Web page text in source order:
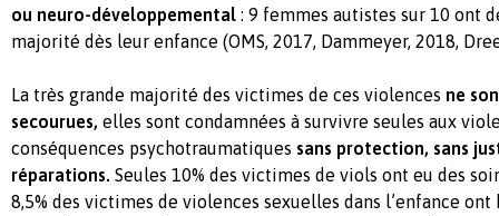
ou neuro-développemental : 9 femmes autistes sur 10 ont
majorité dès leur enfance (OMS, 2017, Dammeyer, 2018,
La très grande majorité des victimes de ces violences ne
secourues, elles sont condamnées à survivre seules aux
conséquences psychotraumatiques sans protection, sans
réparations. Seules 10% des victimes de viols ont eu des
8,5% des victimes de violences sexuelles dans l’enfance